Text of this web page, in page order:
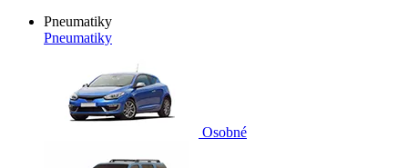
Pneumatiky
Pneumatiky
Osobné